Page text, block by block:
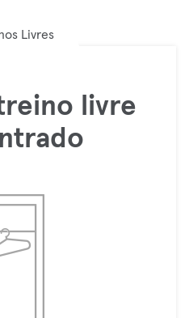
Livres
livre